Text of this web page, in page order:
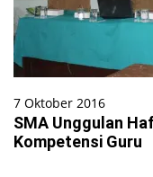
7 Oktober 2016
SMA Unggulan
Kompetensi Guru